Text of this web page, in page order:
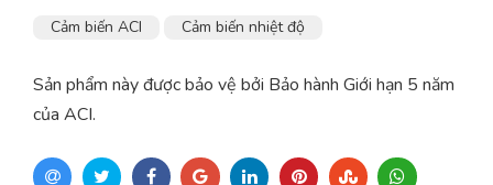
Cảm biến ACI Cảm biến nhiệt độ
Sản phẩm này được bảo vệ bởi Bảo hành Giới hạn 5 năm
của ACI.